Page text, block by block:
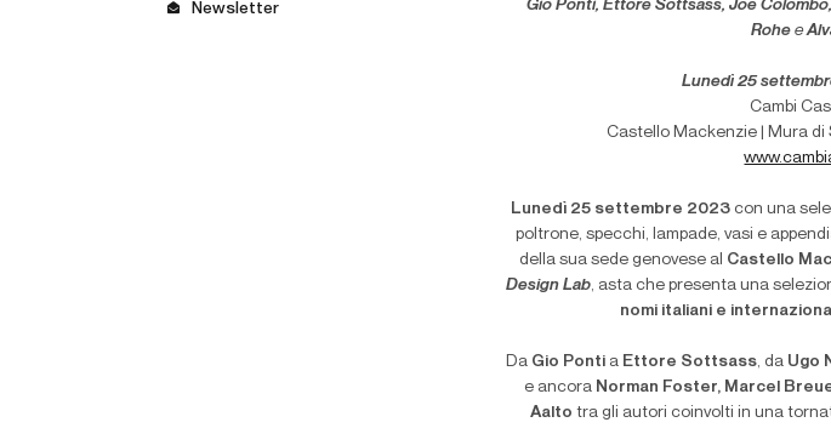
Newsletter
Giò Ponti, Ettore Sottsass, Joe
Rohe e
Lunedì 25
Cambi
Castello Mackenzie | Mura di
Lunedì 25 settembre 2023con una
poltrone, specchi, lampade, vasi e
della sua sede genovese al Castello
Design Lab, asta che presenta una
nomi italiani e
Da Gio Ponti a Ettore Sottsass, da Ugo
e ancora Norman Foster, Marcel
Aalto tra gli autori coinvolti in una